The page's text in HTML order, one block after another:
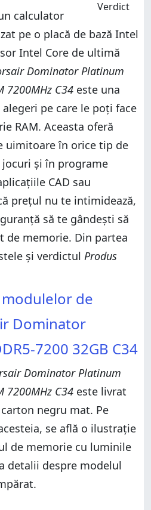
calculator
pe o placă de bază Intel
Intel Core de ultimă
Dominator Platinum
7200MHz C34 este una
pe care le poți face
RAM. Aceasta oferă
uimitoare în orice tip de
și în programe
CAD sau
prețul nu te intimidează,
să te gândești să
de memorie. Din partea
și verdictul Produs
de
Dominator
7200 32GB C34
Dominator Platinum
7200MHz C34 este livrat
negru mat. Pe
se află o ilustrație
de memorie cu luminile
detalii despre modelul